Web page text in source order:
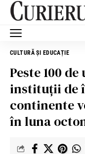
CULTURĂ ȘI EDUCAȚIE
Peste 100
instituții de
continente
în luna